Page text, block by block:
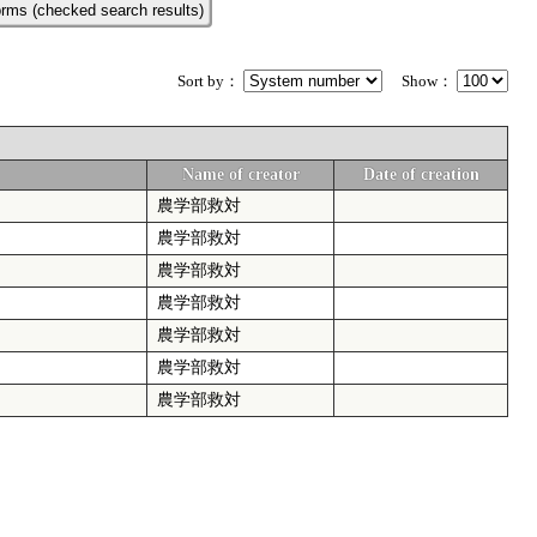
(checked search results)
Show：
Sort by：
Name of creator
Date of creation
農学部救対
農学部救対
農学部救対
農学部救対
農学部救対
農学部救対
農学部救対